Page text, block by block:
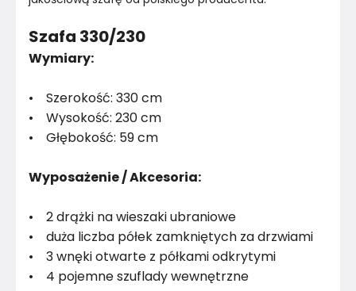
Szafa 330/230
Wymiary:
• Szerokość: 330 cm
• Wysokość: 230 cm
• Głębokość: 59 cm
Wyposażenie / Akcesoria:
• 2 drążki na wieszaki ubraniowe
• duża liczba półek zamkniętych za drzwiami
• 3 wnęki otwarte z półkami odkrytymi
• 4 pojemne szuflady wewnętrzne